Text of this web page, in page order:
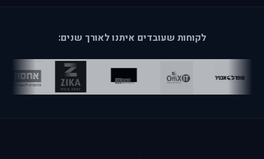
לקוחות שעובדים איתנו לאורך שנים: